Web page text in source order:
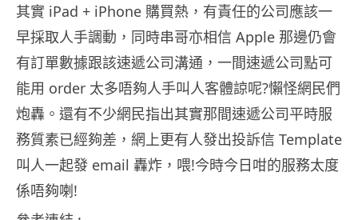
其實 iPad + iPhone 購買熱，有責任的公司應該一
早採取人手調動，同時串哥亦相信 Apple 那邊仍會
有訂單數據跟該速遞公司溝通，一間速遞公司點可
能用 order 太多唔夠人手叫人客體諒呢?懶怪網民們
炮轟。還有不少網民指出其實那間速遞公司平時服
務質素已經夠差，網上更有人發出投訴信 Template
叫人一起發 email 轟炸，喂!今時今日咁的服務太度
係唔夠喇!